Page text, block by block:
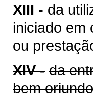
XIII - da
iniciado em
ou
XIV - da
bem